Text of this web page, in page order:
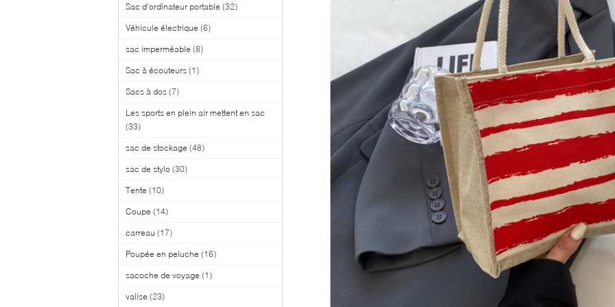
Sac d'ordinateur portable (32)
Véhicule électrique (6)
sac imperméable (8)
Sac à écouteurs (1)
Sacs à dos (7)
Les sports en plein air mettent en sac
(33)
sac de stockage (48)
sac de stylo (30)
Tente (10)
Coupe (14)
carreau (17)
Poupée en peluche (16)
sacoche de voyage (1)
valise (23)